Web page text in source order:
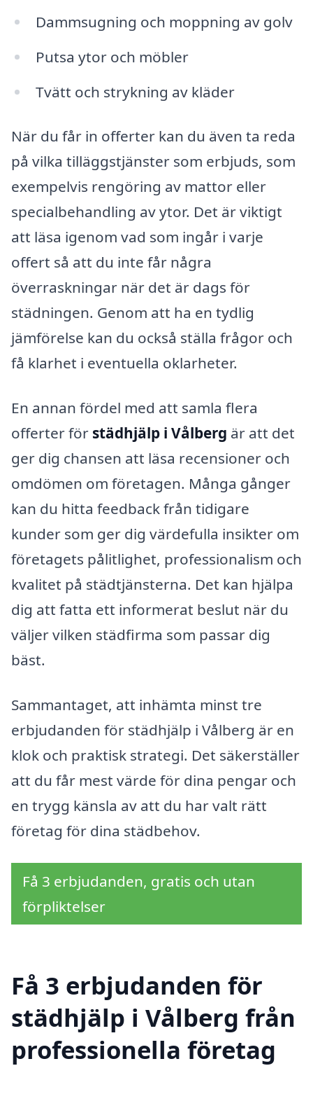
Dammsugning och moppning av golv
Putsa ytor och möbler
Tvätt och strykning av kläder
När du får in offerter kan du även ta reda
på vilka tilläggstjänster som erbjuds, som
exempelvis rengöring av mattor eller
specialbehandling av ytor. Det är viktigt
att läsa igenom vad som ingår i varje
offert så att du inte får några
överraskningar när det är dags för
städningen. Genom att ha en tydlig
jämförelse kan du också ställa frågor och
få klarhet i eventuella oklarheter.
En annan fördel med att samla flera
offerter för städhjälp i Vålberg är att det
ger dig chansen att läsa recensioner och
omdömen om företagen. Många gånger
kan du hitta feedback från tidigare
kunder som ger dig värdefulla insikter om
företagets pålitlighet, professionalism och
kvalitet på städtjänsterna. Det kan hjälpa
dig att fatta ett informerat beslut när du
väljer vilken städfirma som passar dig
bäst.
Sammantaget, att inhämta minst tre
erbjudanden för städhjälp i Vålberg är en
klok och praktisk strategi. Det säkerställer
att du får mest värde för dina pengar och
en trygg känsla av att du har valt rätt
företag för dina städbehov.
Få 3 erbjudanden, gratis och utan
förpliktelser
Få 3 erbjudanden för
städhjälp i Vålberg från
professionella företag